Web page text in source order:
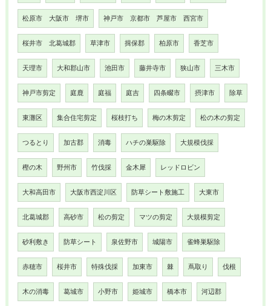
松原市 大阪市 堺市 神戸市 京都市 芦屋市 西宮市
桜井市 北葛城郡 草津市 揖保郡 柏原市 香芝市
天理市 大和郡山市 池田市 藤井寺市 狭山市 三木市
神戸市剪定 庭鹿 庭福 庭吉 四条畷市 摂津市 除草
東灘区 集合住宅剪定 桜枝打ち 梅の木剪定 松の木の剪定
つるとり 加古郡 消毒 ハチの巣駆除 大規模伐採
樫の木 野州市 竹伐採 金木犀 レッドロビン
大和高田市 大阪市西淀川区 防草シート敷施工 大東市
北葛城郡 高砂市 松の剪定 マツの剪定 大規模剪定
砂利敷き 防草シート 泉佐野市 城陽市 雀蜂巣駆除
赤穂市 桜井市 特殊伐採 加東市 棘 蔦取り 伐根
木の消毒 葛城市 小野市 姫城市 橋本市 河辺郡